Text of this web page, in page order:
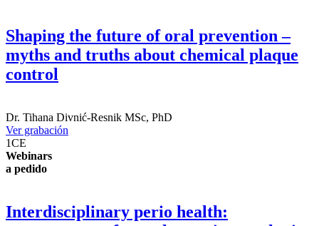
Shaping the future of oral prevention –
myths and truths about chemical plaque
control
Dr. Tihana Divnić-Resnik MSc, PhD
Ver grabación
1CE
Webinars
a pedido
Interdisciplinary perio health: